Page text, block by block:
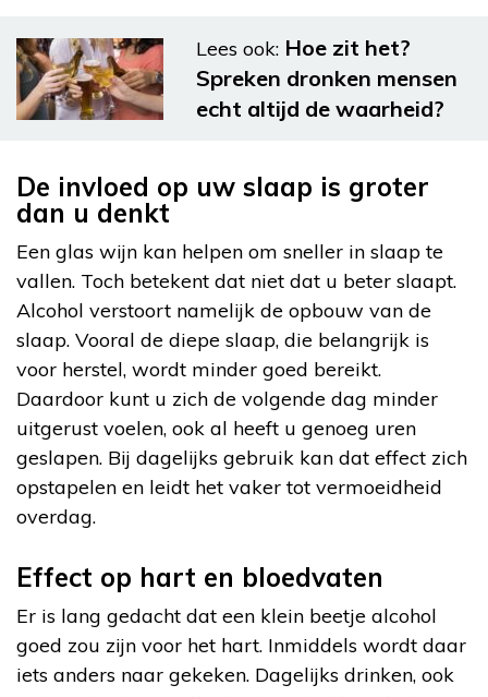
Lees ook: Hoe zit het?
Spreken dronken mensen
echt altijd de waarheid?
De invloed op uw slaap is groter
dan u denkt
Een glas wijn kan helpen om sneller in slaap te
vallen. Toch betekent dat niet dat u beter slaapt.
Alcohol verstoort namelijk de opbouw van de
slaap. Vooral de diepe slaap, die belangrijk is
voor herstel, wordt minder goed bereikt.
Daardoor kunt u zich de volgende dag minder
uitgerust voelen, ook al heeft u genoeg uren
geslapen. Bij dagelijks gebruik kan dat effect zich
opstapelen en leidt het vaker tot vermoeidheid
overdag.
Effect op hart en bloedvaten
Er is lang gedacht dat een klein beetje alcohol
goed zou zijn voor het hart. Inmiddels wordt daar
iets anders naar gekeken. Dagelijks drinken, ook